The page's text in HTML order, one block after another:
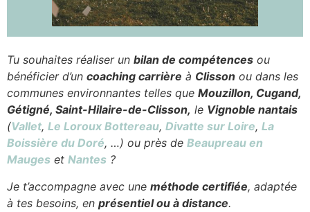
Esprit
Tu souhaites réaliser un bilan de compétences ou
bénéficier d’un coaching carrière à Clisson ou dans les
communes environnantes telles que Mouzillon, Cugand,
Gétigné, Saint-Hilaire-de-Clisson, le Vignoble nantais
(Vallet, Le Loroux Bottereau, Divatte sur Loire, La
Boissière du Doré, …) ou près de Beaupreau en
Mauges et Nantes ?
Je t’accompagne avec une méthode certifiée, adaptée
à tes besoins, en présentiel ou à distance.